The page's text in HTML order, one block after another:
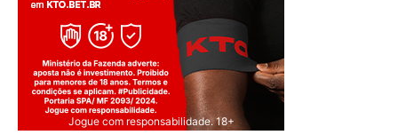
Jogue com responsabilidade. 18+